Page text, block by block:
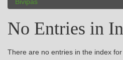
No Entries in
There are no entries in the index for